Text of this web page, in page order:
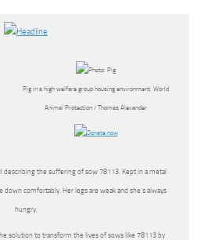
Pig in a high welfare group housing environment. World
Animal Protection / Thomas Alexander
describing the suffering of sow 78113. Kept in a metal
comfortably. Her legs are weak and she’s always
hungry.
solution to transform the lives of sows like 78113 by